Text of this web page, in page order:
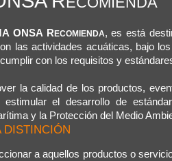
ONSA RECOMIENDA, es está
las actividades acuáticas, bajo
con los requisitos y
la calidad de los productos,
el desarrollo de
y la Protección del Medio
DISTINCIÓN
a aquellos productos o